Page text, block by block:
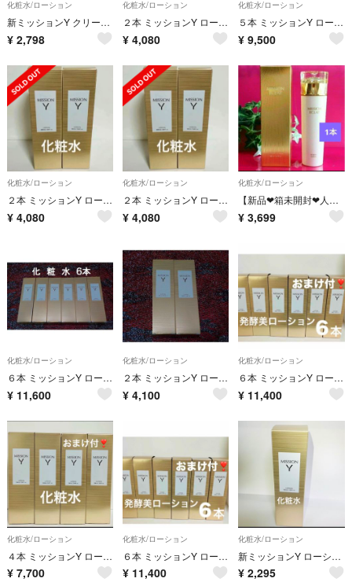
化粧水/ローション
新ミッションY クリーム 酵母うるおい ハリ つや キメ 輝き エイボン
¥ 2,798
化粧水/ローション
２本 ミッションY ローション ハリ つや うるおい キメ エイボン
¥ 4,080
化粧水/ローション
５本 ミッションY ローション ハリ つや うるおい キメ エイボン
¥ 9,500
化粧水/ローション
２本 ミッションY ローション ハリ つや うるおい キメ エイボン
¥ 4,080
化粧水/ローション
２本 ミッションY ローション ハリ つや うるおい キメ エイボン
¥ 4,080
化粧水/ローション
【新品❤箱未開封❤人気❗️】⭐️エイボン化粧品⭐️ミッション エクラ LX ローション1本⭐️
¥ 3,699
化粧水/ローション
６本 ミッションY ローション ハリ つや うるおい キメ FMG&ミッション
¥ 11,600
化粧水/ローション
２本 ミッションY ローション ハリ つや うるおい キメ FMGミッション
¥ 4,100
化粧水/ローション
６本 ミッションY ローション ハリ つや うるおい 保湿化粧水 エイボン
¥ 11,400
化粧水/ローション
４本 ミッションY ローション ハリ つや うるおい キメ FMGミッション
¥ 7,700
化粧水/ローション
６本 ミッションY ローション ハリ つや うるおい 保湿化粧水 エイボン
¥ 11,400
化粧水/ローション
新ミッションY ローション 150ml 発酵美容 ハリ 艶 FMG エイボン
¥ 2,295